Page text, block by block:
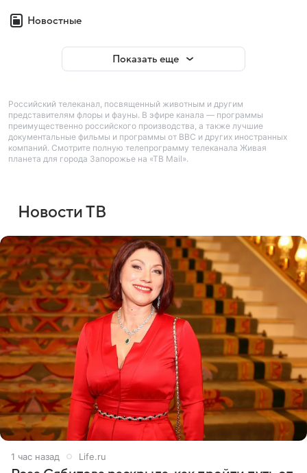
Новостные
Показать еще
Российский телеканал, посвященный животным и другим
представителям флоры и фауны. В эфире канала — программы
преимущественно российского производства, а также лучшие
документальные фильмы и программы от BBC и других иностранных
компаний. Смотрите полную телепрограмму телеканала Живая
планета для города Запорожье на «ТВ Mail».
Новости ТВ
1 час назад Life.ru